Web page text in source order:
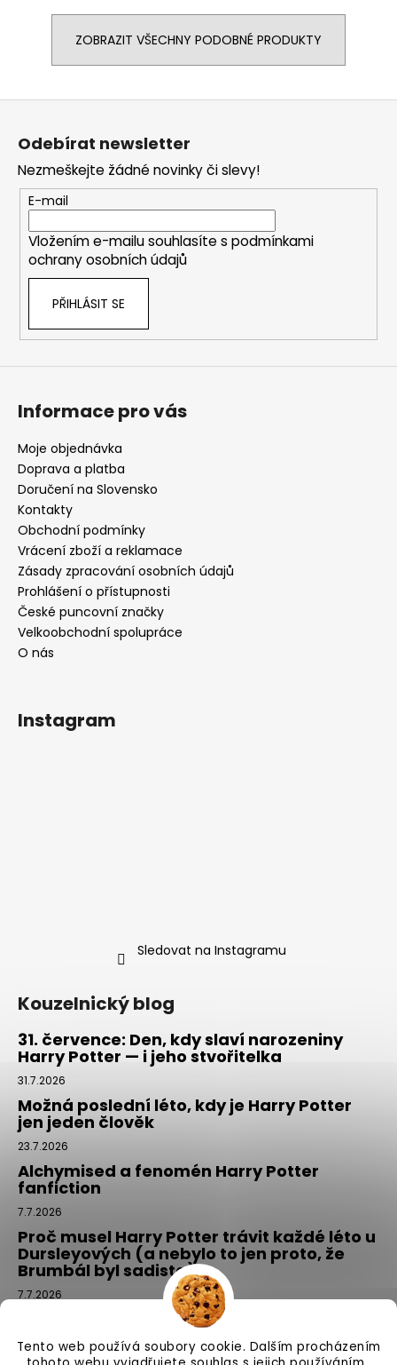
Tento web používá soubory cookie. Dalším procházením
ZOBRAZIT VŠECHNY PODOBNÉ PRODUKTY
Z
Odebírat newsletter
Nezmeškejte žádné novinky či slevy!
E-mail
Vložením e-mailu souhlasíte s podmínkami
ochrany osobních údajů
PŘIHLÁSIT SE
Informace pro vás
Moje objednávka
Doprava a platba
Doručení na Slovensko
Kontakty
Obchodní podmínky
Vrácení zboží a reklamace
Zásady zpracování osobních údajů
Prohlášení o přístupnosti
České puncovní značky
Velkoobchodní spolupráce
O nás
Instagram
Sledovat na Instagramu
Kouzelnický blog
31. července: Den, kdy slaví narozeniny
Harry Potter — i jeho stvořitelka
31.7.2026
Možná poslední léto, kdy je Harry Potter
jen jeden člověk
23.7.2026
Alchymised a fenomén Harry Potter
fanfiction
7.7.2026
Proč musel Harry Potter trávit každé léto u
Dursleyových (a nebylo to jen proto, že
Brumbál byl sadista)
7.7.2026
Tajemný balíček z Příčné ulice: kouzlo,
které si vyberete tím, že si ho NEvyberete
1.7.2026